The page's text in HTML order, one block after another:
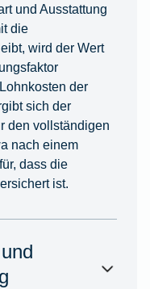
und Ausstattung
die
wird der Wert
der
sich der
den vollständigen
nach einem
dass die
ist.